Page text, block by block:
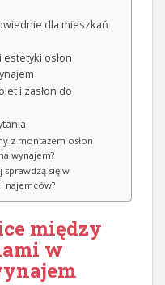
dla mieszkań
osłon
i zasłon do
z montażem osłon
wynajem?
sprawdzą się w
najemców?
między
w